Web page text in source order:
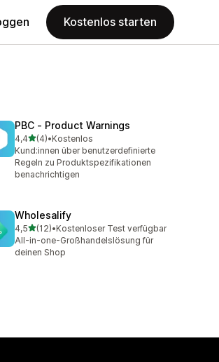
Kostenlos starten
PBC ‑ Product Warnings
4,4von 5 Sternen
(4)
4 Rezensionen insgesamt
•Kostenlos
Kund:innen über benutzerdefinierte
Regeln zu Produktspezifikationen
benachrichtigen
Wholesalify
4,5von 5 Sternen
(12)
12 Rezensionen insgesamt
•Kostenloser Test verfügbar
All-in-one-Großhandelslösung für
deinen Shop